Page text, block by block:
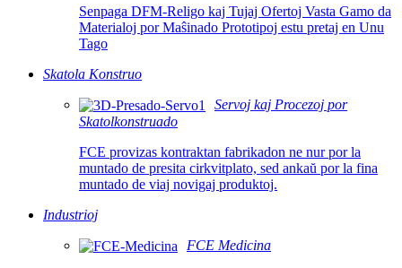
Senpaga DFM-Religo kaj Tujaj Ofertoj Vasta Gamo da
Materialoj por Maŝinado Prototipoj estu pretaj en Unu
Tago
Skatola Konstruo
Servoj kaj Procezoj por
Skatolkonstruado
FCE provizas kontraktan fabrikadon ne nur por la
muntado de presita cirkvitplato, sed ankaŭ por la fina
muntado de viaj novigaj produktoj.
Industrioj
FCE Medicina